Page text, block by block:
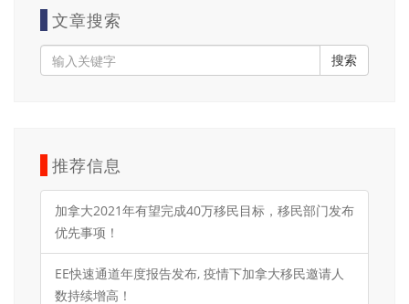
文章搜索
搜索
推荐信息
加拿大2021年有望完成40万移民目标，移民部门发布
优先事项！
EE快速通道年度报告发布, 疫情下加拿大移民邀请人
数持续增高！